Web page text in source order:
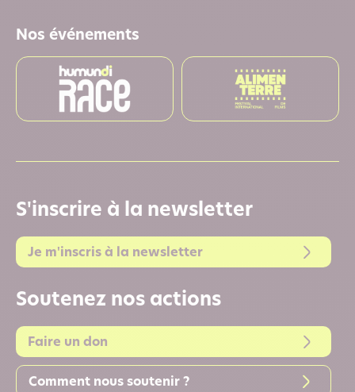
Nos événements
S'inscrire à la newsletter
Je m'inscris à la newsletter
Soutenez nos actions
Faire un don
Comment nous soutenir ?